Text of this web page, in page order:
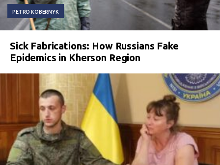
PETRO KOBERNYK
Sick Fabrications: How Russians Fake
Epidemics in Kherson Region